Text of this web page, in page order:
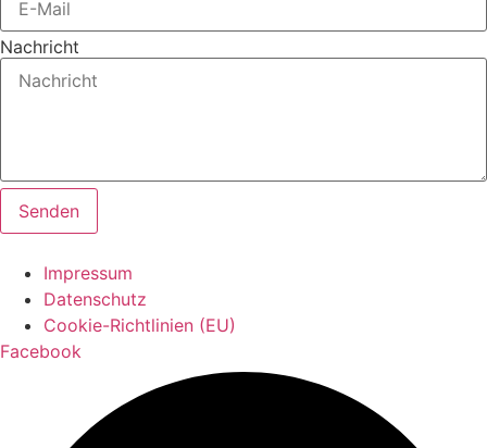
Nachricht
Senden
Impressum
Datenschutz
Cookie-Richtlinien (EU)
Facebook